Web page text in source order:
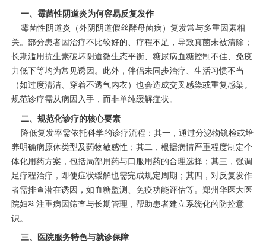
一、霉菌性阴道炎为何容易反复发作
霉菌性阴道炎（外阴阴道假丝酵母菌病）复发常与多重因素相
关。部分患者因治疗不比较好的、疗程不足，导致真菌未被清除；
长期滥用抗生素破坏阴道微生态平衡、糖尿病血糖控制不佳、免疫
力低下等均为常见诱因。此外，伴侣未同步治疗、生活习惯不当
（如过度清洁、穿着不透气内衣）也会造成交叉感染或重复感染。
规范诊疗需从病因入手，而非单纯缓解症状。
二、规范化诊疗的核心要素
降低复发率需依托科学的诊疗流程：其一，通过分泌物镜检或培
养明确病原体类型及药物敏感性；其二，根据病情严重程度制定个
体化用药方案，包括局部用药与口服用药的合理选择；其三，强调
足疗程治疗，即使症状缓解也需完成规定周期；其四，对反复发作
者需排查潜在诱因，如血糖监测、免疫功能评估等。郑州华医大医
院妇科注重病因筛查与长期管理，帮助患者建立系统化的防控意
识。
三、医院服务特色与就诊保障